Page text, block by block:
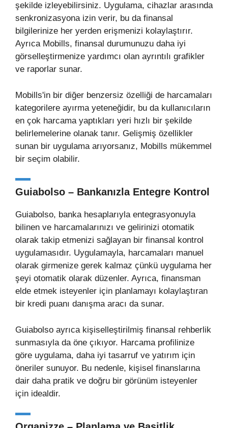
şekilde izleyebilirsiniz. Uygulama, cihazlar arasında
senkronizasyona izin verir, bu da finansal
bilgilerinize her yerden erişmenizi kolaylaştırır.
Ayrıca Mobills, finansal durumunuzu daha iyi
görselleştirmenize yardımcı olan ayrıntılı grafikler
ve raporlar sunar.
Mobills'in bir diğer benzersiz özelliği de harcamaları
kategorilere ayırma yeteneğidir, bu da kullanıcıların
en çok harcama yaptıkları yeri hızlı bir şekilde
belirlemelerine olanak tanır. Gelişmiş özellikler
sunan bir uygulama arıyorsanız, Mobills mükemmel
bir seçim olabilir.
Guiabolso – Bankanızla Entegre Kontrol
Guiabolso, banka hesaplarıyla entegrasyonuyla
bilinen ve harcamalarınızı ve gelirinizi otomatik
olarak takip etmenizi sağlayan bir finansal kontrol
uygulamasıdır. Uygulamayla, harcamaları manuel
olarak girmenize gerek kalmaz çünkü uygulama her
şeyi otomatik olarak düzenler. Ayrıca, finansman
elde etmek isteyenler için planlamayı kolaylaştıran
bir kredi puanı danışma aracı da sunar.
Guiabolso ayrıca kişiselleştirilmiş finansal rehberlik
sunmasıyla da öne çıkıyor. Harcama profilinize
göre uygulama, daha iyi tasarruf ve yatırım için
öneriler sunuyor. Bu nedenle, kişisel finanslarına
dair daha pratik ve doğru bir görünüm isteyenler
için idealdir.